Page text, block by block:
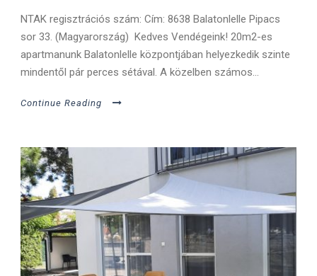
NTAK regisztrációs szám: Cím: 8638 Balatonlelle Pipacs
sor 33. (Magyarország) Kedves Vendégeink! 20m2-es
apartmanunk Balatonlelle központjában helyezkedik szinte
mindentől pár perces sétával. A közelben számos...
Continue Reading